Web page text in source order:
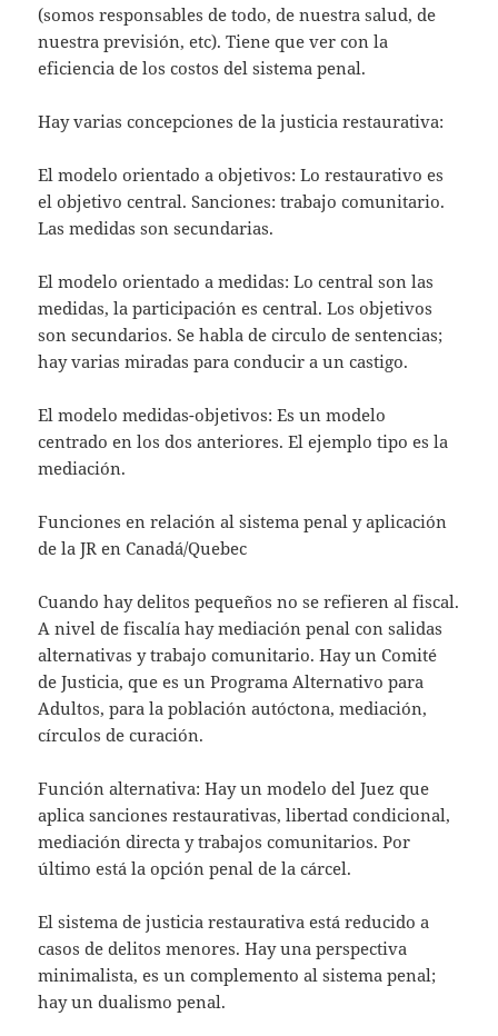
(somos responsables de todo, de nuestra salud, de
nuestra previsión, etc). Tiene que ver con la
eficiencia de los costos del sistema penal.
Hay varias concepciones de la justicia restaurativa:
El modelo orientado a objetivos: Lo restaurativo es
el objetivo central. Sanciones: trabajo comunitario.
Las medidas son secundarias.
El modelo orientado a medidas: Lo central son las
medidas, la participación es central. Los objetivos
son secundarios. Se habla de circulo de sentencias;
hay varias miradas para conducir a un castigo.
El modelo medidas-objetivos: Es un modelo
centrado en los dos anteriores. El ejemplo tipo es la
mediación.
Funciones en relación al sistema penal y aplicación
de la JR en Canadá/Quebec
Cuando hay delitos pequeños no se refieren al fiscal.
A nivel de fiscalía hay mediación penal con salidas
alternativas y trabajo comunitario. Hay un Comité
de Justicia, que es un Programa Alternativo para
Adultos, para la población autóctona, mediación,
círculos de curación.
Función alternativa: Hay un modelo del Juez que
aplica sanciones restaurativas, libertad condicional,
mediación directa y trabajos comunitarios. Por
último está la opción penal de la cárcel.
El sistema de justicia restaurativa está reducido a
casos de delitos menores. Hay una perspectiva
minimalista, es un complemento al sistema penal;
hay un dualismo penal.